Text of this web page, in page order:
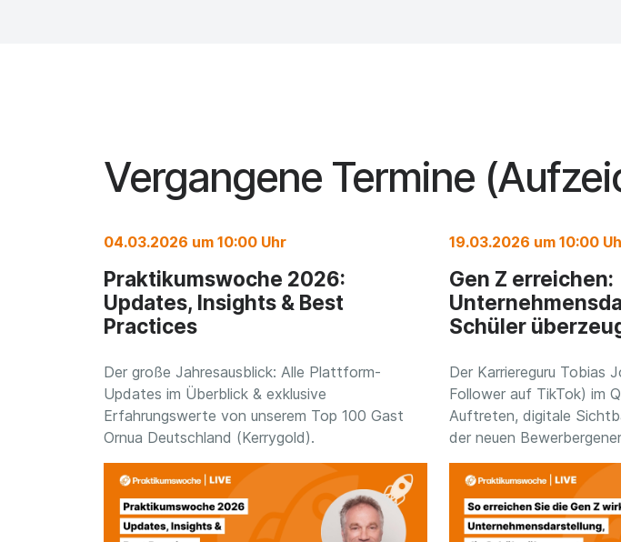
Vergangene Termine
04.03.2026 um 10:00 Uhr
Praktikumswoche 2026:
Updates, Insights & Best
Practices
Der große Jahresausblick: Alle Plattform-
Updates im Überblick & exklusive
Erfahrungswerte von unserem Top 100 Gast
Ornua Deutschland (Kerrygold).
19.03.2026 um 10:00
Gen Z erreichen:
Schüler
Der Karriereguru Tobias
Follower auf TikTok) im
Auftreten, digitale
der neuen